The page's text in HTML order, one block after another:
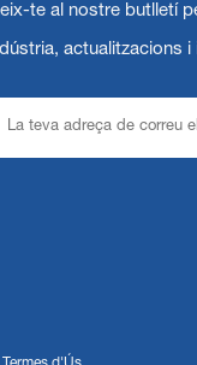
te al nostre butlletí
actualitzacions